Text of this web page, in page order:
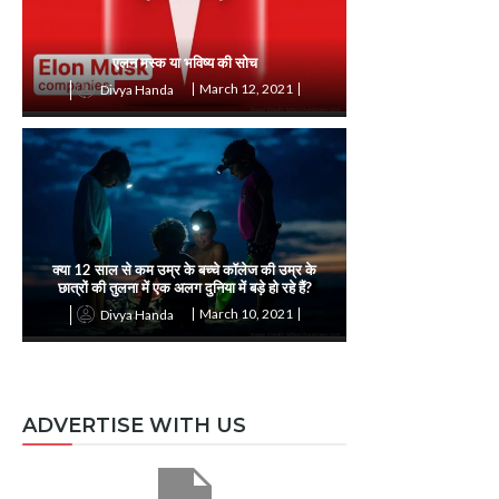
एलन मस्क या भविष्य की सोच
Divya Handa March 12, 2021
क्या 12 साल से कम उम्र के बच्चे कॉलेज की उम्र के
छात्रों की तुलना में एक अलग दुनिया में बड़े हो रहे हैं?
Divya Handa March 10, 2021
ADVERTISE WITH US